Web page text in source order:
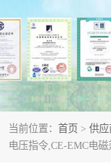
当前位置： 首页 > 供应
电压指令,CE-EMC电
CE认证
SA认证
OHSAS18001认
45001认证